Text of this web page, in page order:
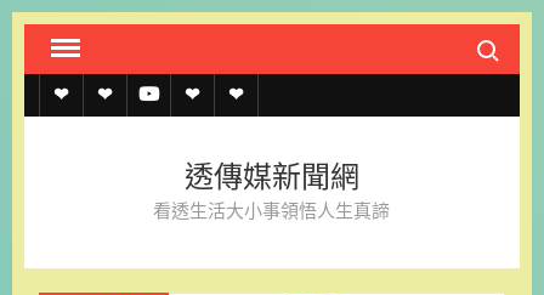
Skip
content
Search
透
約
透
上
透 聯
我
官
LINE
透傳媒新聞網
看透生活大小事領悟人生真諦